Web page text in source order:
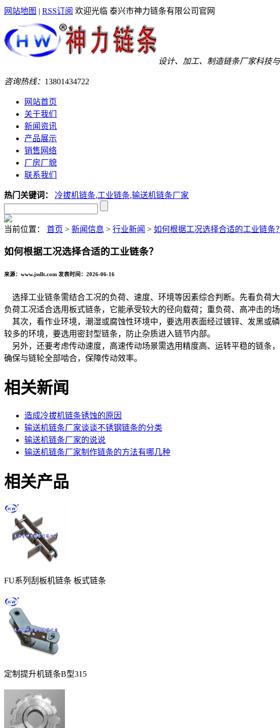
网站地图 | RSS订阅 欢迎光临 泰兴市神力链条有限公司官网
设计、加工、制造链条厂家科技
咨询热线： 13801434722
网站首页
关于我们
新闻资讯
产品展示
销售网络
厂房厂貌
联系我们
热门关键词： 冷拔机链条,工业链条,输送机链条厂家
当前位置： 首页 > 新闻信息 > 行业新闻 > 如何根据工况选择合适的工业链条？
如何根据工况选择合适的工业链条？
来源：www.jssllt.com 发表时间：2026-06-16
选择工业链条需结合工况的负荷、速度、环境等因素综合判断。先看负荷
负荷工况适合选用板式链条，它能承受较大的径向载荷；重负荷、高冲击的
其次，看作业环境，潮湿或腐蚀性环境中，要选用表面经过镀锌、发黑或
较多的环境，要选用密封型链条，防止杂质进入链节内部。
另外，还要考虑传动速度，高速传动场景需选用精度高、运转平稳的链条
确保与链轮全部啮合，保障传动效率。
相关新闻
造成冷拔机链条锈蚀的原因
输送机链条厂家谈谈不锈钢链条的分类
输送机链条厂家的说说
输送机链条厂家制作链条的方法有哪几种
相关产品
FU系列刮板机链条 板式链条
定制提升机链条B型315